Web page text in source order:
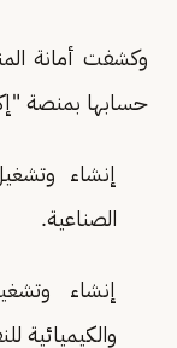
وكشفت أمانة
حسابها بمنصة
إنشاء
الصناعية.
إنشاء
والكيميائية